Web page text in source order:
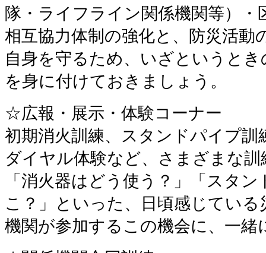
隊・ライフライン関係機関等）
相互協力体制の強化と、防災活
自身を守るため、いざというと
を身に付けておきましょう。
☆広報・展示・体験コーナー
初期消火訓練、スタンドパイプ
ダイヤル体験など、さまざまな
「消火器はどう使う？」「スタ
こ？」といった、日頃感じてい
機関が参加するこの機会に、一